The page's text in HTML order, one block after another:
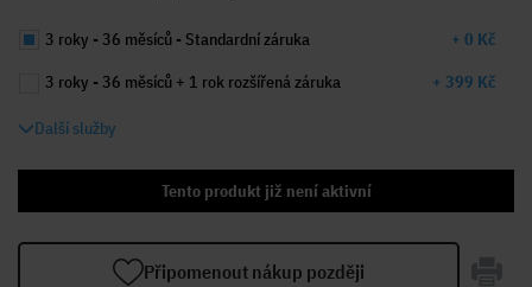
3 roky - 36 měsíců - Standardní záruka + 0 Kč
3 roky - 36 měsíců + 1 rok rozšířená záruka + 399 Kč
Další služby
Tento produkt již není aktivní
Připomenout nákup později